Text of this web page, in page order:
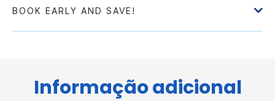
Informação adicional